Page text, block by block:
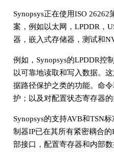
Synopsys正在使用ISO
案，例如以太网，LPDDR，
器，嵌入式存储器，测试和
例如，Synopsys的LPDDR控
以可靠地读取和写入数据。
据路径保护之类的功能。命
护；以及对配置状态寄存器的
Synopsys的支持AVB和TSN
制器IP已在其所有紧密耦合
部接口，配置寄存器和内部